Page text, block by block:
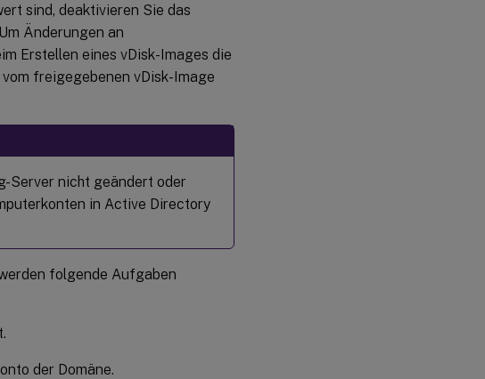
sind, deaktivieren Sie das
Änderungen an
Erstellen eines vDisk-Images die
freigegebenen vDisk-Image
Server nicht geändert oder
in Active Directory
folgende Aufgaben
der Domäne.